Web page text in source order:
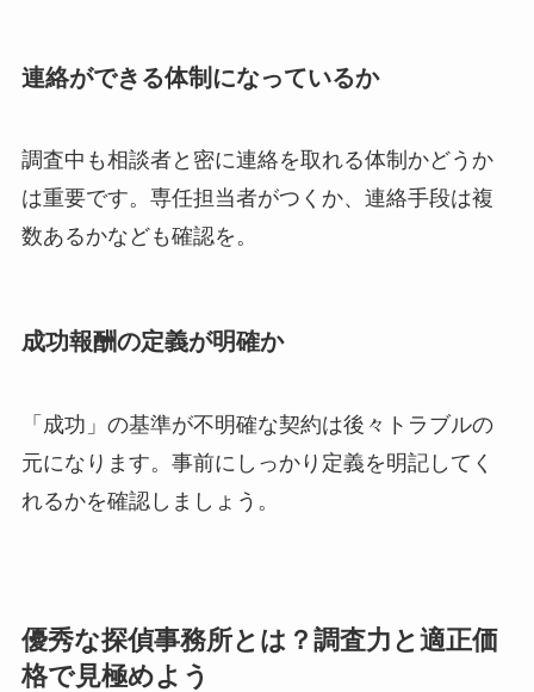
連絡ができる体制になっているか
調査中も相談者と密に連絡を取れる体制かどうか
は重要です。専任担当者がつくか、連絡手段は複
数あるかなども確認を。
成功報酬の定義が明確か
「成功」の基準が不明確な契約は後々トラブルの
元になります。事前にしっかり定義を明記してく
れるかを確認しましょう。
優秀な探偵事務所とは？調査力と適正価
格で見極めよう